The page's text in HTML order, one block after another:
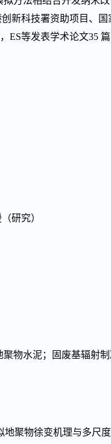
新科技署资助项目、
等发表学术论文35
研究）
物水泥；固废基辐射
地聚物徐变机理与多尺